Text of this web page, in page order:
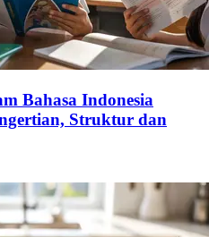
Bahasa Indonesia
Struktur dan